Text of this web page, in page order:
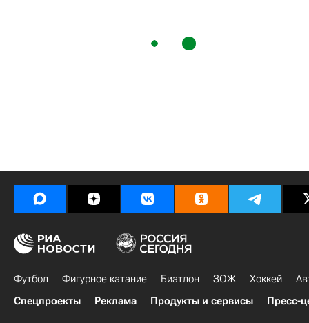
Футбол Фигурное катание Биатлон ЗОЖ Хоккей
Спецпроекты
Реклама Продукты и сервисы Пресс-